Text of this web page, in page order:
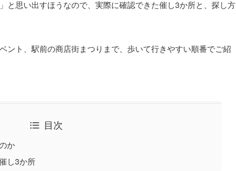
と思い出すほうなので、実際に確認できた催し3か所と、探し方
ント、駅前の商店街まつりまで、歩いて行きやすい順番でご紹
目次
か
し3か所